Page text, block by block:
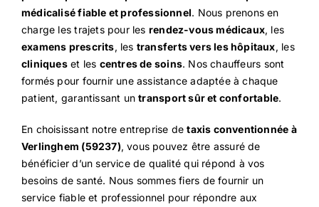
médicalisé fiable et professionnel. Nous prenons en
charge les trajets pour les rendez-vous médicaux, les
examens prescrits, les transferts vers les hôpitaux, les
cliniqueset les centres de soins. Nos chauffeurs sont
formés pour fournir une assistance adaptée à chaque
patient, garantissant untransport sûr et confortable.
En choisissant notre entreprise detaxis conventionnée à
Verlinghem (59237), vous pouvez être assuré de
bénéficier d’un service de qualité qui répond à vos
besoins de santé. Nous sommes fiers de fournir un
service fiable et professionnel pour répondre aux